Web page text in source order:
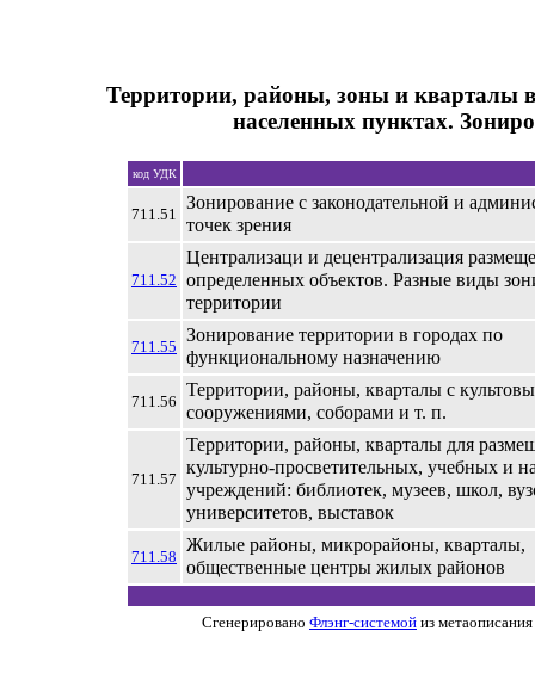
Территории, районы, зоны и кварталы
населенных пунктах.
код УДК
711.51
Зонирование с законодательной и
точек зрения
711.52
Централизаци и децентрализация
определенных объектов. Разные виды
территории
711.55
Зонирование территории в городах по
функциональному назначению
711.56
Территории, районы, кварталы с
сооружениями, соборами и т. п.
711.57
Территории, районы, кварталы для
культурно-просветительных, учебных и
учреждений: библиотек, музеев, школ,
университетов, выставок
711.58
Жилые районы, микрорайоны, кварталы,
общественные центры жилых районов
Сгенерировано Флэнг-системой из